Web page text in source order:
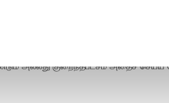
தீர்வை நீங்கள் பெற்றிருந்தாலும்,
எதிராக உங்கள் தயாரிப்பை எவ்வாறு
சந்தையில் உள்ள மற்ற கருவிகளை
அல்லது குறைந்தபட்சம் அதைச்